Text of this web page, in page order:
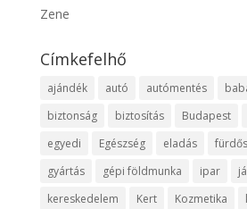
Zene
Címkefelhő
ajándék autó autómentés
biztonság
biztosítás Budapest
egyedi
Egészség eladás
gyártás
gépi földmunka ipar
kereskedelem
Kert Kozmetika